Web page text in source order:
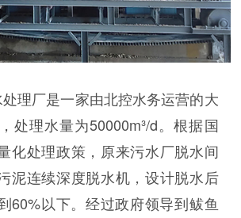
理厂是一家由北控水务运营的大
处理水量为50000m³/d。根据国
化处理政策，原来污水厂脱水间
泥连续深度脱水机，设计脱水后
60%以下。经过政府领导到鲅鱼